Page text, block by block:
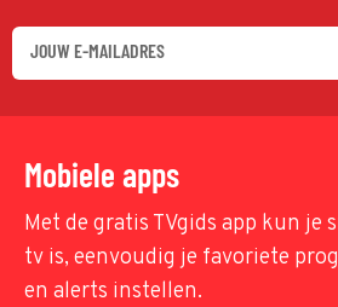
Mobiele apps
Met de gratis TVgids app kun je
tv is, eenvoudig je favoriete
en alerts instellen.